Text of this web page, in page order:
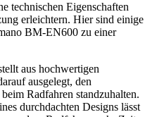
technischen Eigenschaften
erleichtern. Hier sind einige
BM-EN600 zu einer
aus hochwertigen
ausgelegt, den
Radfahren standzuhalten.
durchdachten Designs lässt